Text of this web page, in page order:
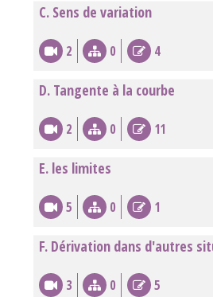
C. Sens de variation
2 0 4
D. Tangente à la courbe
2 0 11
E. les limites
5 0 1
F. Dérivation dans d'autres
3 0 5